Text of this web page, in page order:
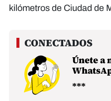
kilómetros de Ciudad de
Únete a